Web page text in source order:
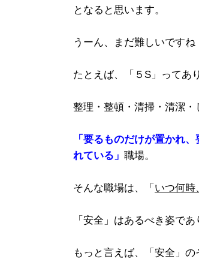
となると思います。
うーん、まだ難しいですね
たとえば、「５S」ってあ
整理・整頓・清掃・清潔・
「要るものだけが置かれ
れている」 職場。
そんな職場は、「 いつ何時
「安全」はあるべき姿で
もっと言えば、「安全」